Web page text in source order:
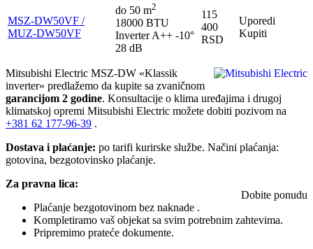
MSZ-DW50VF /
MUZ-DW50VF
do 50 m2
18000 BTU
Inverter A++ -10°
28 dB
115
400
RSD
Uporedi
Kupiti
Mitsubishi Electric MSZ-DW «Klassik
inverter» predlažemo da kupite sa zvaničnom
garancijom 2 godine. Konsultacije o klima uređajima i drugoj
klimatskoj opremi Mitsubishi Electric možete dobiti pozivom na
+381 62 177-96-39 .
Dostava i plaćanje: po tarifi kurirske službe. Načini plaćanja:
gotovina, bezgotovinsko plaćanje.
Dobite ponudu
Za pravna lica:
Plaćanje bezgotovinom bez naknade .
Kompletiramo vaš objekat sa svim potrebnim zahtevima.
Pripremimo prateće dokumente.